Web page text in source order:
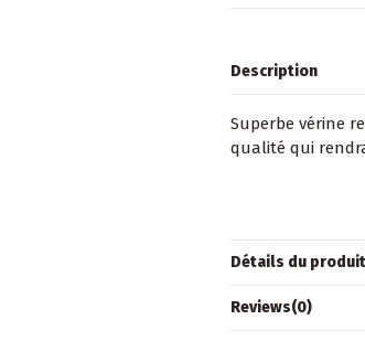
Description
Superbe vérine
qualité qui
Détails du produit
Reviews(0)